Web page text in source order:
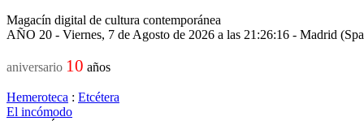
Magacín digital de cultura contemporánea
AÑO 20 - Viernes, 7 de Agosto de 2026 a las 21:26:16 - Madrid
aniversario 10 años
Hemeroteca : Etcétera
El incómodo